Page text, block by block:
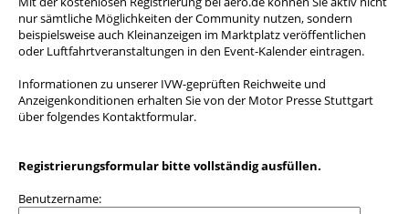
nur sämtliche Möglichkeiten der Community nutzen, sondern
beispielsweise auch Kleinanzeigen im Marktplatz veröffentlichen
oder Luftfahrtveranstaltungen in den Event-Kalender eintragen.
Informationen zu unserer IVW-geprüften Reichweite und
Anzeigenkonditionen erhalten Sie von der Motor Presse Stuttgart
über folgendes Kontaktformular.
Registrierungsformular bitte vollständig ausfüllen.
Benutzername: